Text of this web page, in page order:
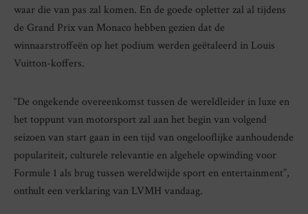
waar die van pas zal komen. En de goede opletter zal al tijdens
de Grand Prix van Monaco hebben gezien dat de
winnaarstroffeën op het podium werden geëtaleerd in Louis
Vuitton-koffers.
“De ongekende overeenkomst tussen de wereldleider in luxe en
het toppunt van motorsport zal aan het begin van volgend
seizoen van start gaan in een tijd van ongelooflijke aanhoudende
populariteit, culturele relevantie en algehele opwinding voor
Formule 1 als brug tussen wereldwijde sport en entertainment”,
onthult een verklaring van LVMH vandaag.